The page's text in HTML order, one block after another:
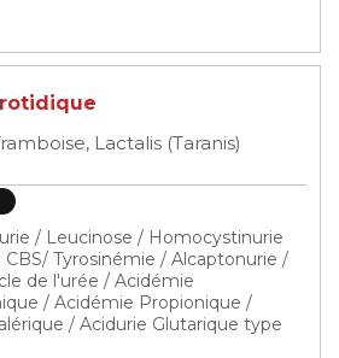
Lactalis (Taranis)
/ Leucinose / Homocystinurie
Tyrosinémie / Alcaptonurie /
de l'urée / Acidémie
/ Acidémie Propionique /
/ Acidurie Glutarique type